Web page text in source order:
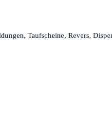
Taufscheine, Revers,